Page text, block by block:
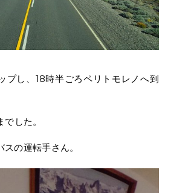
プし、18時半ごろペリトモレノへ到
した。
の運転手さん。